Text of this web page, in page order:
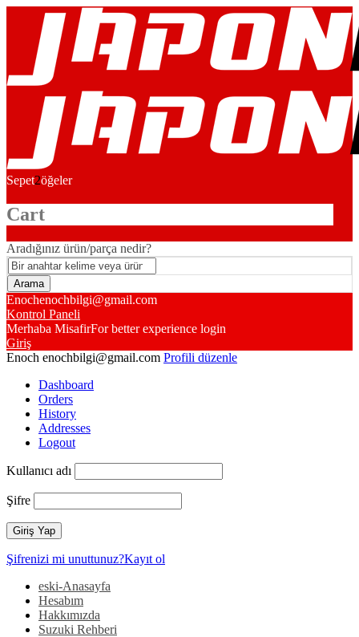
Sepet2öğeler
Cart
Aradığınız ürün/parça nedir?
Enochenochbilgi@gmail.com
Kontrol Paneli
Merhaba MisafirFor better experience login
Giriş
Enoch enochbilgi@gmail.com Profili düzenle
Dashboard
Orders
History
Addresses
Logout
Kullanıcı adı
Şifre
Şifrenizi mi unuttunuz?Kayıt ol
eski-Anasayfa
Hesabım
Hakkımızda
Suzuki Rehberi